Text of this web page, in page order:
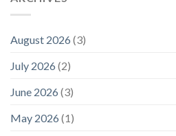
August 2026 (3)
July 2026 (2)
June 2026 (3)
May 2026 (1)